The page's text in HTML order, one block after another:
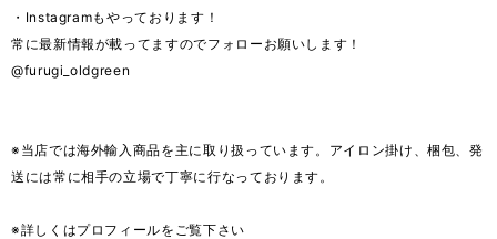
・Instagramもやっております！
常に最新情報が載ってますのでフォローお願いします！
@furugi_oldgreen
※当店では海外輸入商品を主に取り扱っています。アイロン掛け、梱包、発
送には常に相手の立場で丁寧に行なっております。
※詳しくはプロフィールをご覧下さい